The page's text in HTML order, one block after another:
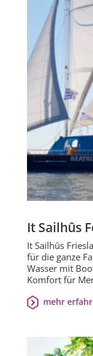
It Sailhûs
It Sailhûs
für die ganze
Wasser mit
Komfort für
mehr